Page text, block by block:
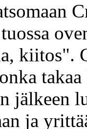
kiitos".
jälkeen
ja